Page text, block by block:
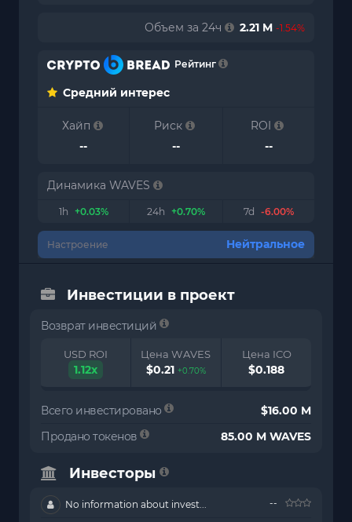
Объем за 24ч 2.21 M -1.54%
Рейтинг
Средний интерес
Хайп
--
Риск
--
ROI
--
Динамика WAVES
1h +0.03% 24h +0.70% 7d -6.00%
Настроение Нейтральное
Инвестиции в проект
Возврат инвестиций
USD ROI
1.12x
Цена WAVES
$0.21 +0.70%
Цена ICO
$0.188
Всего инвестировано
$16.00 M
Продано токенов
85.00 M WAVES
Инвесторы
No information about invest... --